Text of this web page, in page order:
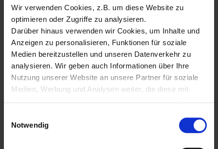
Wir verwenden Cookies, z.B. um diese Website zu
optimieren oder Zugriffe zu analysieren.
Darüber hinaus verwenden wir Cookies, um Inhalte und
Anzeigen zu personalisieren, Funktionen für soziale
Medien bereitzustellen und unseren Datenverkehr zu
analysieren. Wir geben auch Informationen über Ihre
Nutzung unserer Website an unsere Partner für soziale
Medien, Werbung und Analysen weiter, die diese mit
Nutzung ihrer Dienste gesammelt haben.
Notwendig
Hinweis:Eine WatchGuard Firebox kann nur
ENTWEDER über einen Watchguard Management
Server ODER über WatchGuard Dimension Command
zentralisiert verwaltet werden! Es ist aber möglich,
Fireboxen über den Watchguard Management Server
zu verwalten - und WatchGuard Dimension als Logging
und Reporting Server zu nutzen!
MANAGEMENT ÜBERSICHT